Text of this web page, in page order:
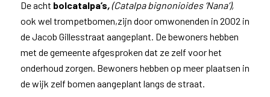
De acht bolcatalpa’s,(Catalpa bignonioides ‘Nana’),
ook wel trompetbomen,zijn door omwonenden in 2002 in
de Jacob Gillesstraat aangeplant. De bewoners hebben
met de gemeente afgesproken dat ze zelf voor het
onderhoud zorgen. Bewoners hebben op meer plaatsen in
de wijk zelf bomen aangeplant langs de straat.